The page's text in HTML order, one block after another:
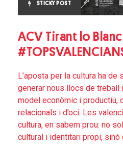
STICKY POST
ACV Tirant lo
L’aposta per la cultura ha de
generar nous llocs de treball
model econòmic i productiu,
relacionals i d’oci. Les
cultura, en sabem prou: no
cultural i identitari propi, sinó